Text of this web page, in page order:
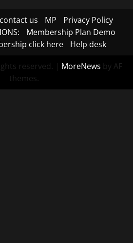
contact us MP
Privacy Policy
Membership Plan Demo
click here Help desk
reserved. | MoreNews by AF
themes.